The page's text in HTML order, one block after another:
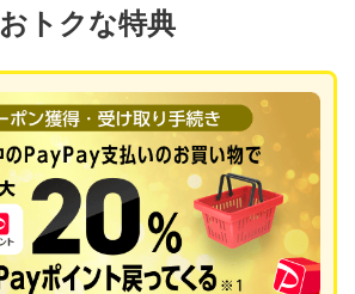
おトクな特典